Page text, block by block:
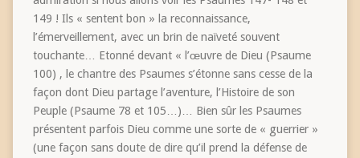
149 ! Ils « sentent bon » la reconnaissance,
l’émerveillement, avec un brin de naïveté souvent
touchante… Etonné devant « l’œuvre de Dieu (Psaume
100) , le chantre des Psaumes s’étonne sans cesse de la
façon dont Dieu partage l’aventure, l’Histoire de son
Peuple (Psaume 78 et 105…)… Bien sûr les Psaumes
présentent parfois Dieu comme une sorte de « guerrier »
(une façon sans doute de dire qu’il prend la défense de